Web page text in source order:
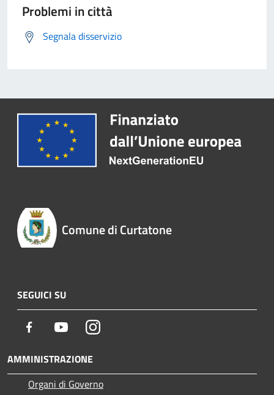
Problemi in città
Segnala disservizio
Comune di Curtatone
SEGUICI SU
Facebook YoutubeInstagram
AMMINISTRAZIONE
Organi di Governo